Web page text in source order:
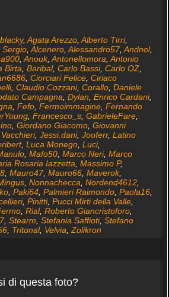
, Agata Arezzo, Alberto Tirri,
Sergio, Alcenero, Alessandro57, Andnol,
, Anouk, Antonellomora Antonio
Birta Baribal, Carlo Bassi, Carlo OZ,
, Ciorciari Felice, Ciriaco
, Claudio Cozzani, Corallo, Daniele
Campagna Dylan Enrico Cardani,
Fefo, Fermoimmagine, Fernando
, Francesco_s, GabrieleFare,
, Giordano Giacomo, Giovanni
, Jessi.dani, Jooferr, Latino
, Luca Monego, Luci,
, Mafo50, Marco Neri, Marco
Rosaria Iazzetta Massimo P,
, Mauro47, Mauro66, Maverok,
, Nonnachecca Nordend4612,
, Paki64, Palmieri Raimondo, Paola16,
, Pinitti, Pucci Mirti della Valle,
, Rial, Roberto Giancristoforo,
, Stearm Stefania Saffioti, Stefano
, Tritonal, Velvia Zolikron
di questa foto?